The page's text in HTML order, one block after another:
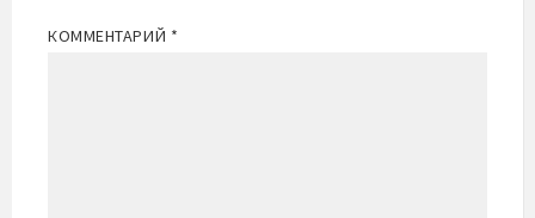
КОММЕНТАРИЙ *